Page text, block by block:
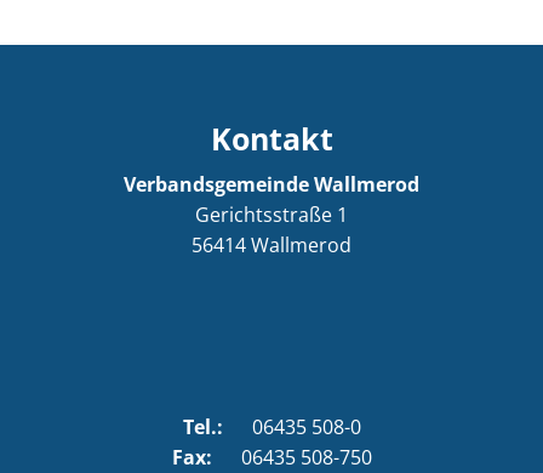
Kontakt
Verbandsgemeinde Wallmerod
Gerichtsstraße 1
56414Wallmerod
Tel.:
06435 508-0
Fax: 06435 508-750